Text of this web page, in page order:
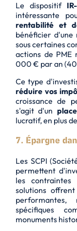
Le dispositif
intéressante
rentabilité et
bénéficier d'une
sous certaines
actions de PME
000 € par an
Ce type
réduire vos
croissance de
s'agit d'un
lucratif, en plus
7. Épargne
Les SCPI
permettent
les
solutions
spécifiques
monuments